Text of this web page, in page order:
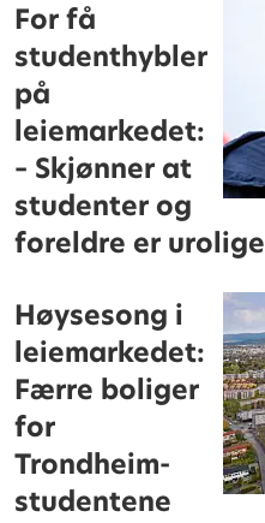
For få
studenthybler
på
leiemarkedet:
– Skjønner at
studenter og
foreldre er urolige
Høysesong i
leiemarkedet:
Færre boliger
for
Trondheim-
studentene